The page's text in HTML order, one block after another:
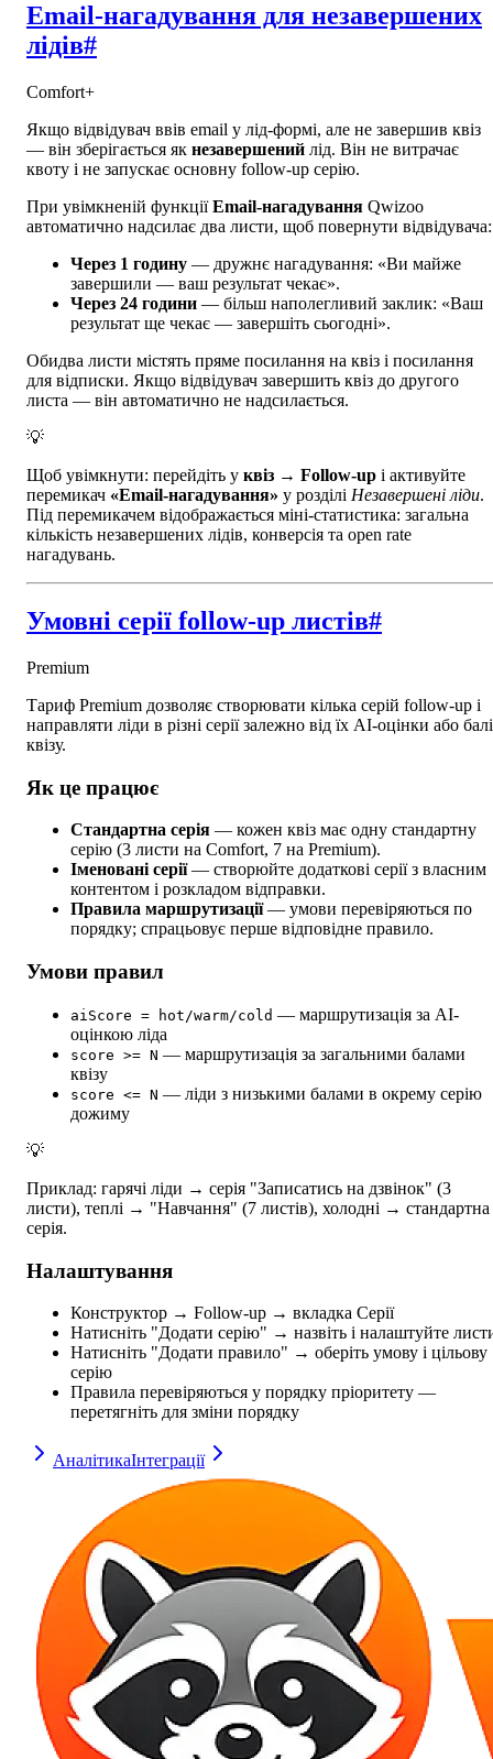
Email-нагадування для незавершених
лідів#
Comfort+
Якщо відвідувач ввів email у лід-формі, але не завершив квіз
— він зберігається як незавершений лід. Він не витрачає
квоту і не запускає основну follow-up серію.
При увімкненій функціїEmail-нагадування Qwizoo
автоматично надсилає два листи, щоб повернути відвідувача:
Через 1 годину — дружнє нагадування: «Ви майже
завершили — ваш результат чекає».
Через 24 години — більш наполегливий заклик: «Ваш
результат ще чекає — завершіть сьогодні».
Обидва листи містять пряме посилання на квіз і посилання
для відписки. Якщо відвідувач завершить квіз до другого
листа — він автоматично не надсилається.
💡
Щоб увімкнути: перейдіть у квіз → Follow-up і активуйте
перемикач «Email-нагадування» у розділі Незавершені ліди.
Під перемикачем відображається міні-статистика: загальна
кількість незавершених лідів, конверсія та open rate
нагадувань.
Умовні серії follow-up листів#
Premium
Тариф Premium дозволяє створювати кілька серій follow-up і
направляти ліди в різні серії залежно від їх AI-оцінки або
квізу.
Як це працює
Стандартна серія — кожен квіз має одну стандартну
серію (3 листи на Comfort, 7 на Premium).
Іменовані серії— створюйте додаткові серії з власним
контентом і розкладом відправки.
Правила маршрутизації— умови перевіряються по
порядку; спрацьовує перше відповідне правило.
Умови правил
aiScore = hot/warm/cold — маршрутизація за AI-
оцінкою ліда
score >= N — маршрутизація за загальними балами
квізу
score <= N — ліди з низькими балами в окрему серію
дожиму
💡
Приклад: гарячі ліди → серія "Записатись на дзвінок" (3
листи), теплі → "Навчання" (7 листів), холодні → стандартна
серія.
Налаштування
Конструктор → Follow-up → вкладка Серії
Натисніть "Додати серію" → назвіть і налаштуйте
Натисніть "Додати правило" → оберіть умову і цільову
серію
Правила перевіряються у порядку пріоритету —
перетягніть для зміни порядку
АналітикаІнтеграції